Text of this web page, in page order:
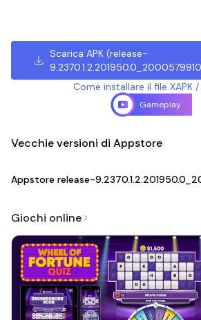
Scarica APK (release-
9.2370.1.2.201950.0_2000579910
Come installare il file XAPK /
Gameplay
Vecchie versioni di Appstore
Appstore release-
Giochi online